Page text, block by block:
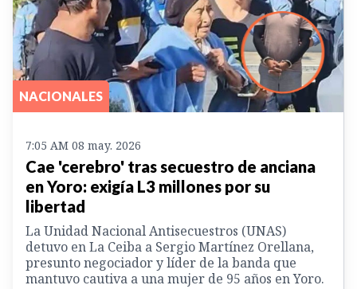
NACIONALES
7:05 AM 08 may. 2026
Cae 'cerebro' tras secuestro de anciana
en Yoro: exigía L3 millones por su
libertad
La Unidad Nacional Antisecuestros (UNAS)
detuvo en La Ceiba a Sergio Martínez Orellana,
presunto negociador y líder de la banda que
mantuvo cautiva a una mujer de 95 años en Yoro.